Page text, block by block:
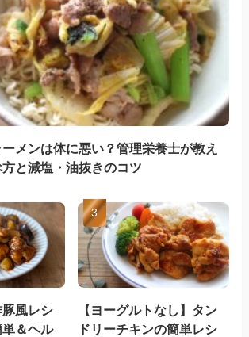
メンは体に悪い？管理栄養士が教え
と減塩・油抜きのコツ
風レシ
＆ヘル
【ヨーグルトなし】タン
ドリーチキンの簡単レシ